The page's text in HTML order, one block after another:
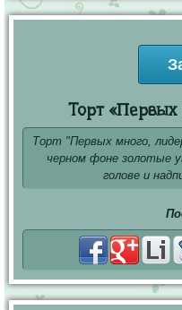
Торт
Торт "Первых много,
черном фоне золотые
голове и